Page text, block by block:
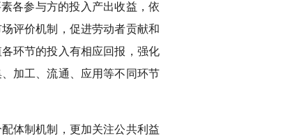
各参与方的投入产出收益，依
评价机制，促进劳动者贡献和
环节的投入有相应回报，强化
加工、流通、应用等不同环节
体制机制，更加关注公共利益